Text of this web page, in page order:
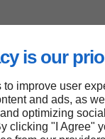
is our
to improve user
and ads, as
optimizing
clicking "I Agree"
Haut de page